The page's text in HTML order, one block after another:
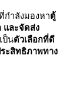
กำลังมองหาตู้
และจัดส่ง
ป็นตัวเลือกที่ดี
ะสิทธิภาพทาง